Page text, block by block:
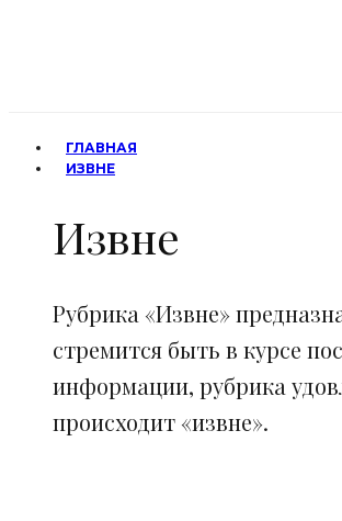
ГЛАВНАЯ
ИЗВНЕ
Извне
Рубрика «Извне»
стремится быть в курсе
информации, рубрика
происходит «извне».